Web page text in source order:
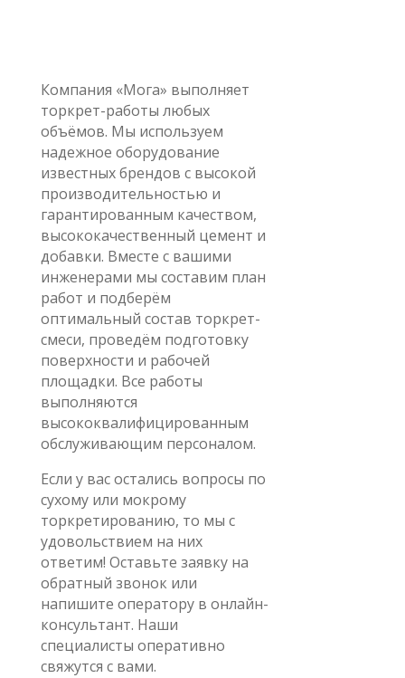
Компания «Мога» выполняет
торкрет-работы любых
объёмов. Мы используем
надежное оборудование
известных брендов с высокой
производительностью и
гарантированным качеством,
высококачественный цемент и
добавки. Вместе с вашими
инженерами мы составим план
работ и подберём
оптимальный состав торкрет-
смеси, проведём подготовку
поверхности и рабочей
площадки. Все работы
выполняются
высококвалифицированным
обслуживающим персоналом.
Если у вас остались вопросы по
сухому или мокрому
торкретированию, то мы с
удовольствием на них
ответим! Оставьте заявку на
обратный звонок или
напишите оператору в онлайн-
консультант. Наши
специалисты оперативно
свяжутся с вами.